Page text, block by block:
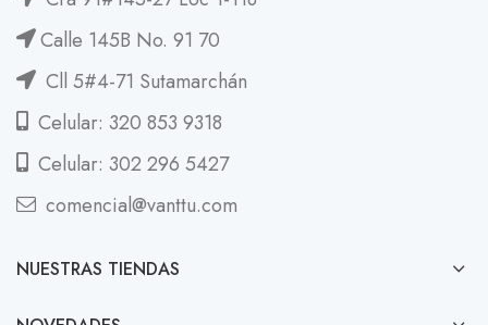
Calle 145B No. 91 70
Cll 5#4-71 Sutamarchán
Celular: 320 853 9318
Celular: 302 296 5427
comencial@vanttu.com
NUESTRAS TIENDAS